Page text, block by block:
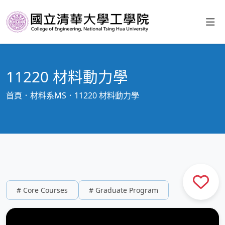
11220 材料動力學
首頁 材料系MS 11220 材料動力學
# Core Courses # Graduate Program